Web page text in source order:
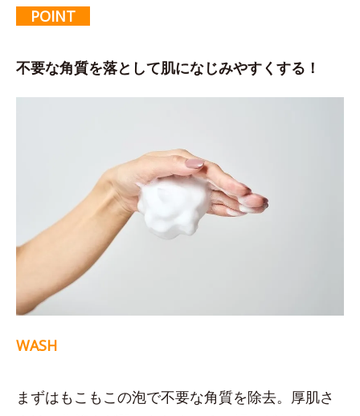
POINT
不要な角質を落として肌になじみやすくする！
WASH
まずはもこもこの泡で不要な角質を除去。厚肌さ